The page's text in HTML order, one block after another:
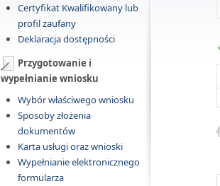
Certyfikat Kwalifikowany lub
profil zaufany
Deklaracja dostępności
Przygotowanie i
wypełnianie wniosku
Wybór właściwego wniosku
Sposoby złożenia
dokumentów
Karta usługi oraz wnioski
Wypełnianie elektronicznego
formularza